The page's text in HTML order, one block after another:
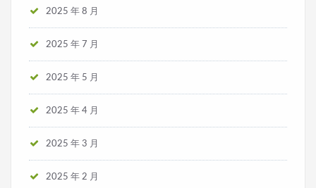
2025 年 8 月
2025 年 7 月
2025 年 5 月
2025 年 4 月
2025 年 3 月
2025 年 2 月